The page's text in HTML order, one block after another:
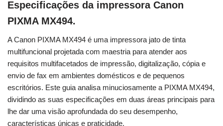
Especificações da impressora Canon
PIXMA MX494.
A Canon PIXMA MX494 é uma impressora jato de tinta
multifuncional projetada com maestria para atender aos
requisitos multifacetados de impressão, digitalização, cópia e
envio de fax em ambientes domésticos e de pequenos
escritórios. Este guia analisa minuciosamente a PIXMA MX494,
dividindo as suas especificações em duas áreas principais para
lhe dar uma visão aprofundada do seu desempenho,
características únicas e praticidade.